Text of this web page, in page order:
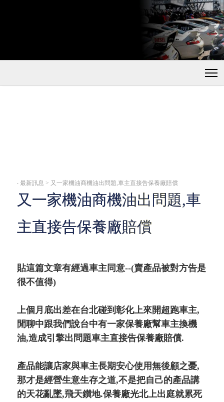
‧最新訊息 > 又一家機油商機油出問題,車主直接告保養廠賠償
又一家機油商機油出問題,車
主直接告保養廠賠償
貼這篇文章有經過車主同意--(賣產品被對方告是
很不值得)
上個月底出差在台北碰到彰化上來開超跑車主,
閒聊中跟我們說台中有一家保養廠幫車主換機
油,造成引擎出問題車主直接告保養廠賠償.
產品能讓店家與車主長期安心使用無後顧之憂,
那才是經營生意生存之道,不是把自己的產品講
的天花亂墜,飛天鑚地.保養廠光北上出庭就累死